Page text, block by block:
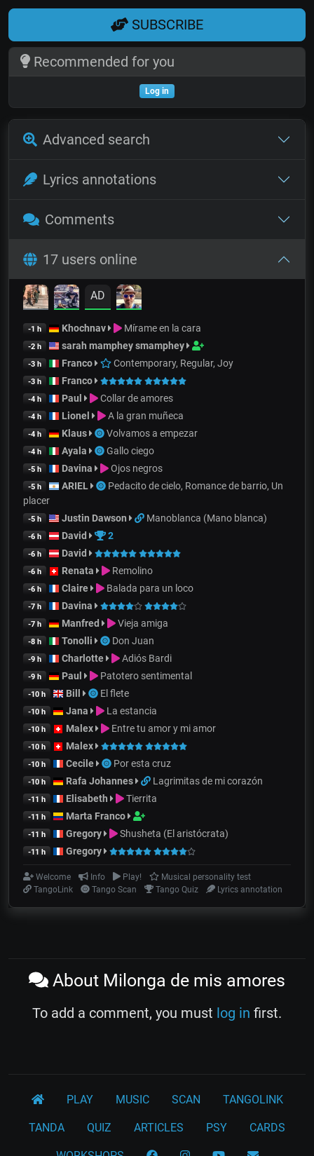
SUBSCRIBE
Recommended for you
Log in
Advanced search
Lyrics annotations
Comments
17 users online
AD
-1 h Khochnav Mírame en la cara
-2 h sarah mamphey smamphey
-3 h Franco Contemporary, Regular, Joy
-3 h Franco
-4 h Paul Collar de amores
-4 h Lionel A la gran muñeca
-4 h Klaus Volvamos a empezar
-4 h Ayala Gallo ciego
-5 h Davina Ojos negros
-5 h ARIEL
Pedacito de cielo, Romance de barrio, Un
placer
-5 h Justin Dawson Manoblanca (Mano blanca)
-6 h David 2
-6 h David
-6 h Renata Remolino
-6 h Claire Balada para un loco
-7 h Davina
-7 h Manfred Vieja amiga
-8 h Tonolli Don Juan
-9 h Charlotte Adiós Bardi
-9 h Paul Patotero sentimental
-10 h Bill El flete
-10 h Jana La estancia
-10 h Malex Entre tu amor y mi amor
-10 h Malex
-10 h Cecile Por esta cruz
-10 h Rafa Johannes Lagrimitas de mi corazón
-11 h Elisabeth Tierrita
-11 h Marta Franco
-11 h Gregory Shusheta (El aristócrata)
-11 h Gregory
Welcome Info Play!
Musical personality test
TangoLink
Tango Scan Tango Quiz Lyrics annotation
About Milonga de mis amores
To add a comment, you must log in first.
PLAY MUSIC SCAN TANGOLINK
TANDA QUIZ ARTICLES PSY CARDS